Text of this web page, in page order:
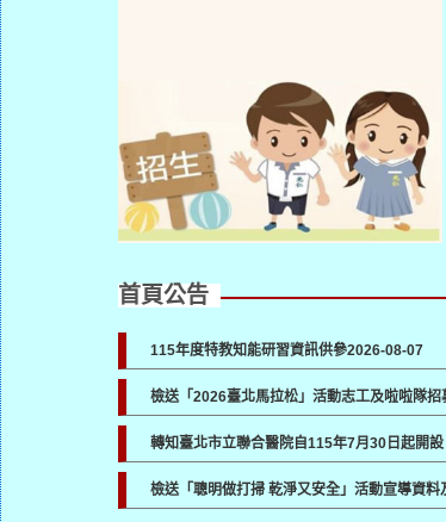
首頁公告
115年度特教知能研習資訊供參2026-08-07
檢送「2026臺北馬拉松」活動志工及啦啦隊
轉知臺北市立聯合醫院自115年7月30日起開
檢送「聰明做打掃 乾淨又安全」活動宣導資料